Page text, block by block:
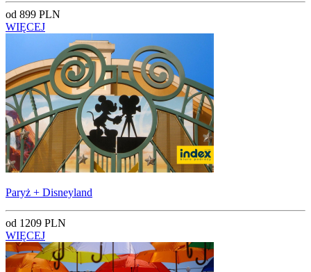
od 899 PLN
WIĘCEJ
Paryż + Disneyland
od 1209 PLN
WIĘCEJ